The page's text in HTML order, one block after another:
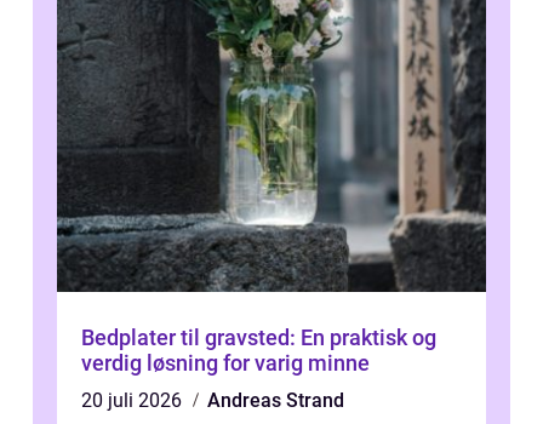
Bedplater til gravsted: En praktisk og
verdig løsning for varig minne
20 juli 2026
Andreas Strand